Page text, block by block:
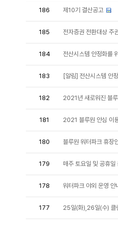
186 제10기 결산공고
185 전자증권 전환대상 주
184 전산시스템 안정화
183 [알림] 전산시스템
182 2021년 새로워진 블
181 2021 블루원 안심 이
180 블루원 워터파크 휴장
179 매주 토요일 및 공휴
178 워터파크 야외 운영 안
177 25일(화),26일(수) 클